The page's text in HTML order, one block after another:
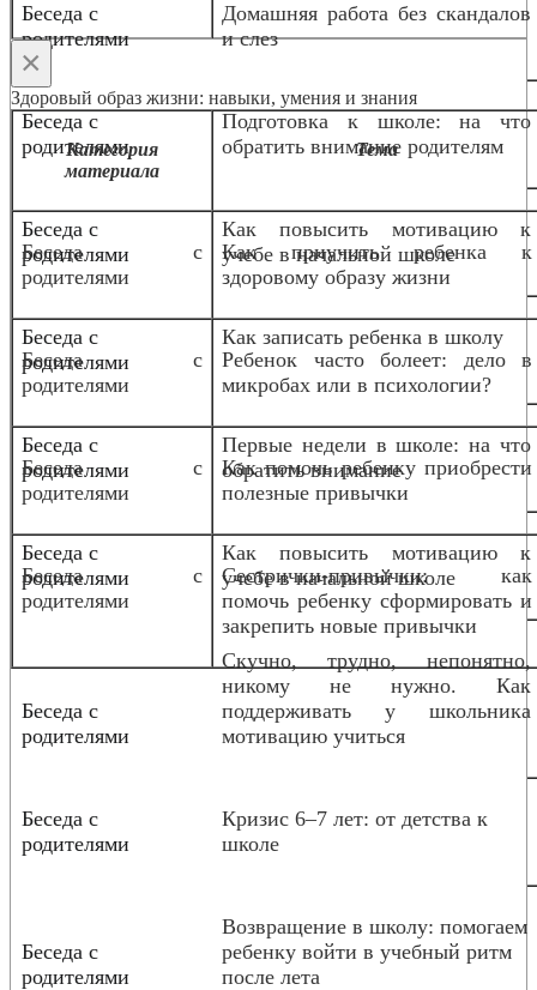
Беседа с
родителями
Домашняя работа без скандалов
и слез
Беседа с
родителями
Подготовка к школе: на что
обратить внимание родителям
Беседа с
родителями
Как повысить мотивацию к
учебе в начальной школе
Беседа с
родителями
Как записать ребенка в школу
Беседа с
родителями
Первые недели в школе: на что
обратить внимание
Беседа с
родителями
Как повысить мотивацию к
учебе в начальной школе
Беседа с
родителями
Скучно, трудно, непонятно,
никому не нужно. Как
поддерживать у школьника
мотивацию учиться
Беседа с
родителями
Кризис 6–7 лет: от детства к
школе
Беседа с
родителями
Возвращение в школу: помогаем
ребенку войти в учебный ритм
после лета
×
Здоровый образ жизни: навыки, умения и знания
Категория
материала
Тема
Беседа с
родителями
Как приучить ребенка к
здоровому образу жизни
Беседа с
родителями
Ребенок часто болеет: дело в
микробах или в психологии?
Беседа с
родителями
Как помочь ребенку приобрести
полезные привычки
Беседа с
родителями
Сестрички-привычки: как
помочь ребенку сформировать и
закрепить новые привычки